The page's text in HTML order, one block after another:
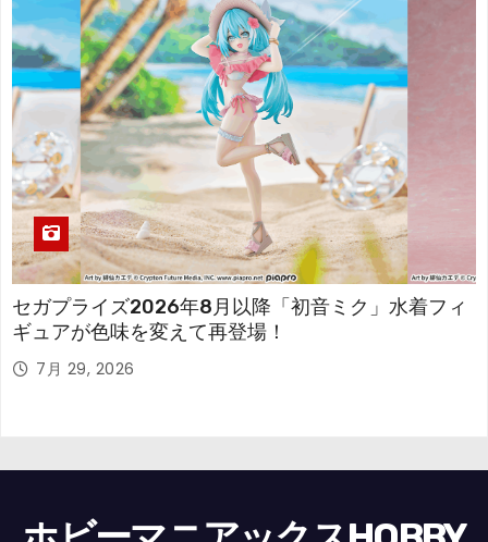
セガプライズ2026年8月以降「初音ミク」水着フィ
ギュアが色味を変えて再登場！
7月 29, 2026